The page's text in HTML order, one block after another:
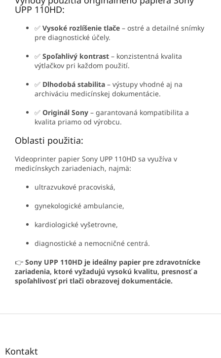
UPP 110HD:
✅ Vysoké rozlíšenie tlače – ostré a detailné snímky
pre diagnostické účely.
✅ Spoľahlivý kontrast – konzistentná kvalita
výtlačkov pri každom použití.
✅ Dlhodobá stabilita – výstupy vhodné aj na
archiváciu medicínskej dokumentácie.
✅ Originál Sony – garantovaná kompatibilita a
kvalita priamo od výrobcu.
Oblasti použitia:
Videoprinter papier Sony UPP 110HD sa využíva v
medicínskych zariadeniach, najmä:
ultrazvukové pracoviská,
gynekologické ambulancie,
kardiologické vyšetrovne,
diagnostické a nemocničné centrá.
👉 Sony UPP 110HD je ideálny papier pre zdravotnícke
zariadenia, ktoré vyžadujú vysokú kvalitu, presnosť a
spoľahlivosť pri tlači obrazovej dokumentácie.
Z
Kontakt